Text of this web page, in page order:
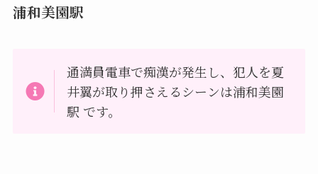
浦和美園駅
通満員電車で痴漢が発生し、犯人を夏
井翼が取り押さえるシーンは浦和美園
駅 です。